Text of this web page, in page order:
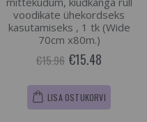
voodikate ühekordseks
kasutamiseks , 1 tk (Wide
70cm x80m.)
€15.96 €15.48
LISA OSTUKORVI